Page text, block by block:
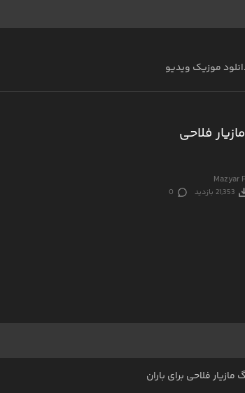
موزیک ویدیو
فلاحی
Mazyar
21,353 بازدید 0
مازیار فلاحی برای باران